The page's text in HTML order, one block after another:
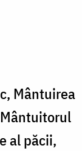
Mântuirea
al păcii,